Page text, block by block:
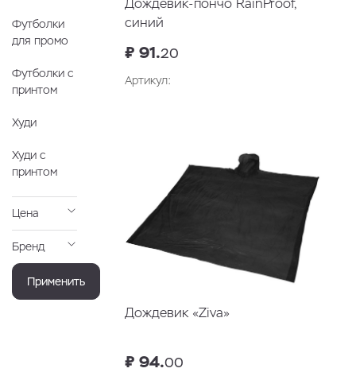
Футболки
для промо
Футболки с
принтом
Худи
Худи с
принтом
Цена
Бренд
Применить
Дождевик-пончо RainProof,
синий
₽ 91.20
Артикул:
Дождевик «Ziva»
₽ 94.00